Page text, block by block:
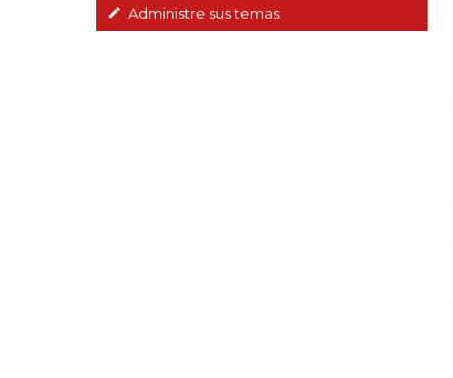
Administre sus temas